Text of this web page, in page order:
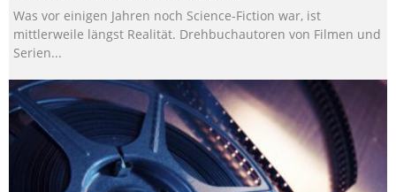
Was vor einigen Jahren noch Science-Fiction war, ist
mittlerweile längst Realität. Drehbuchautoren von Filmen und
Serien...